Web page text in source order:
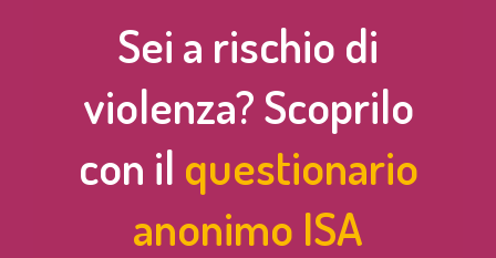
Sei a rischio di
violenza? Scoprilo
con il questionario
anonimo ISA